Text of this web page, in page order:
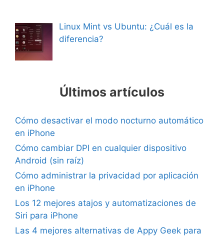
Linux Mint vs Ubuntu: ¿Cuál es la
diferencia?
Últimos artículos
Cómo desactivar el modo nocturno automático
en iPhone
Cómo cambiar DPI en cualquier dispositivo
Android (sin raíz)
Cómo administrar la privacidad por aplicación
en iPhone
Los 12 mejores atajos y automatizaciones de
Siri para iPhone
Las 4 mejores alternativas de Appy Geek para